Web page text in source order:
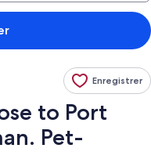
Enregistrer
to Port
Pet-